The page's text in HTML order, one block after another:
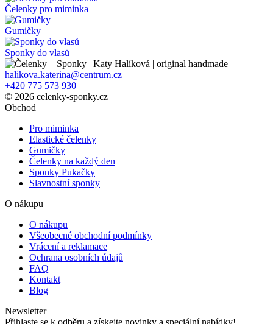
Čelenky pro miminka
Gumičky
Sponky do vlasů
halikova.katerina@centrum.cz
+420 775 573 930
© 2026 celenky-sponky.cz
Obchod
Pro miminka
Elastické čelenky
Gumičky
Čelenky na každý den
Sponky Pukačky
Slavnostní sponky
O nákupu
O nákupu
Všeobecné obchodní podmínky
Vrácení a reklamace
Ochrana osobních údajů
FAQ
Kontakt
Blog
Newsletter